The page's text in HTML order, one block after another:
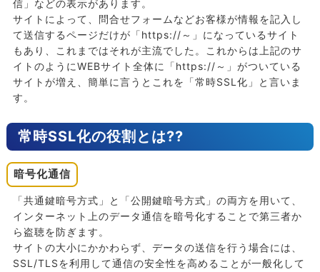
信」などの表示があります。
サイトによって、問合せフォームなどお客様が情報を記入し
て送信するページだけが「https://～」になっているサイト
もあり、これまではそれが主流でした。これからは上記のサ
イトのようにWEBサイト全体に「https://～」がついている
サイトが増え、簡単に言うとこれを「常時SSL化」と言いま
す。
常時SSL化の役割とは??
暗号化通信
「共通鍵暗号方式」と「公開鍵暗号方式」の両方を用いて、
インターネット上のデータ通信を暗号化することで第三者か
ら盗聴を防ぎます。
サイトの大小にかかわらず、データの送信を行う場合には、
SSL/TLSを利用して通信の安全性を高めることが一般化して